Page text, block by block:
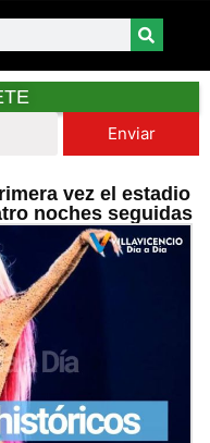
Enviar
vez el estadio
noches seguidas